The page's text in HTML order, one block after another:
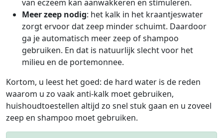
van eczeem kan aanwakkeren en stimuleren.
Meer zeep nodig: het kalk in het kraantjeswater
zorgt ervoor dat zeep minder schuimt. Daardoor
ga je automatisch meer zeep of shampoo
gebruiken. En dat is natuurlijk slecht voor het
milieu en de portemonnee.
Kortom, u leest het goed: de hard water is de reden
waarom u zo vaak anti-kalk moet gebruiken,
huishoudtoestellen altijd zo snel stuk gaan en u zoveel
zeep en shampoo moet gebruiken.